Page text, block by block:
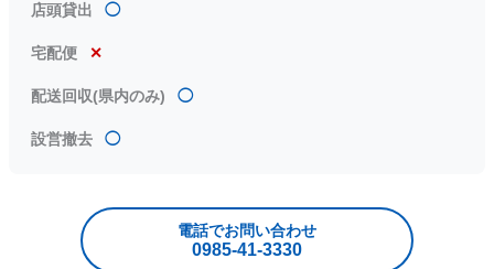
店頭貸出 ◯
宅配便 ✕
配送回収(県内のみ) ◯
設営撤去 ◯
電話でお問い合わせ
0985‐41‐3330